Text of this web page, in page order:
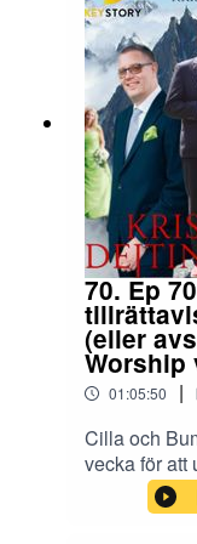
som att dem
som singel
med sin
Lyssna på
registrera
Förunderlig
70. Ep
(eller
Worship
01:05:50 |
Cilla och
vecka för att
och
Lars